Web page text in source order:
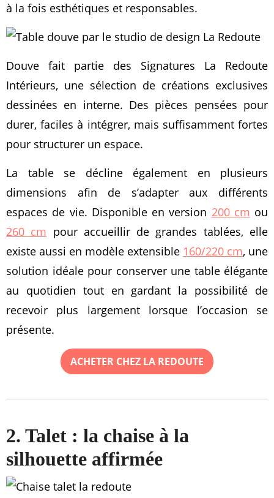
à la fois esthétiques et responsables.
Douve fait partie des Signatures La Redoute
Intérieurs, une sélection de créations exclusives
dessinées en interne. Des pièces pensées pour
durer, faciles à intégrer, mais suffisamment fortes
pour structurer un espace.
La table se décline également en plusieurs
dimensions afin de s’adapter aux différents
espaces de vie. Disponible en version 200 cm ou
260 cm pour accueillir de grandes tablées, elle
existe aussi en modèle extensible 160/220 cm, une
solution idéale pour conserver une table élégante
au quotidien tout en gardant la possibilité de
recevoir plus largement lorsque l’occasion se
présente.
ACHETER CHEZ LA REDOUTE
2. Talet : la chaise à la
silhouette affirmée